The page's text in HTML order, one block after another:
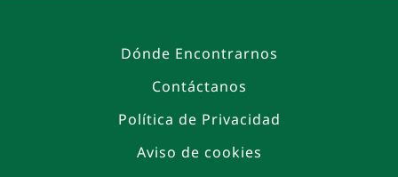
Dónde Encontrarnos
Contáctanos
Política de Privacidad
Aviso de cookies